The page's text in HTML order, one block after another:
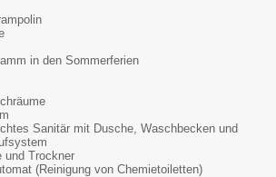
in den Sommerferien
Sanitär mit Dusche, Waschbecken und
und Trockner
(Reinigung von Chemietoiletten)